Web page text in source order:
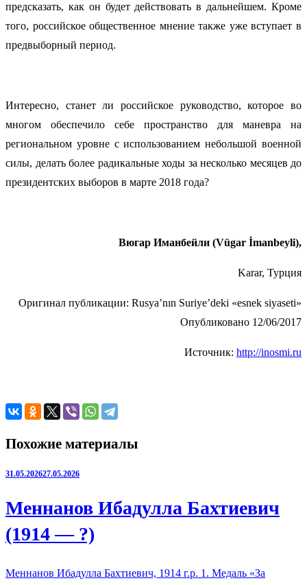
предсказать, как он будет действовать в дальнейшем. Кроме
того, российское общественное мнение также уже вступает в
предвыборный период.
Интересно, станет ли российское руководство, которое во
многом обеспечило себе пространство для маневра на
региональном уровне с использованием небольшой военной
силы, делать более радикальные ходы за несколько месяцев до
президентских выборов в марте 2018 года?
Вюгар Иманбейли (Vügar İmanbeyli),
Karar, Турция
Оригинал публикации: Rusya’nın Suriye’deki «esnek siyaseti»
Опубликовано 12/06/2017
Источник: http://inosmi.ru
Похожие материалы
31.05.202627.05.2026
Меннанов Ибадулла Бахтиевич
(1914 — ?)
Меннанов Ибадулла Бахтиевич, 1914 г.р. 1. Медаль «За